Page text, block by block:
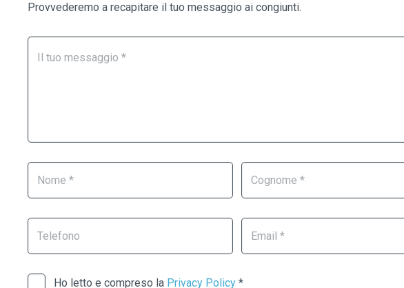
Provvederemo a recapitare il tuo messaggio ai congiunti.
Ho letto e compreso la Privacy Policy *
un
questo
campo
vuoto.